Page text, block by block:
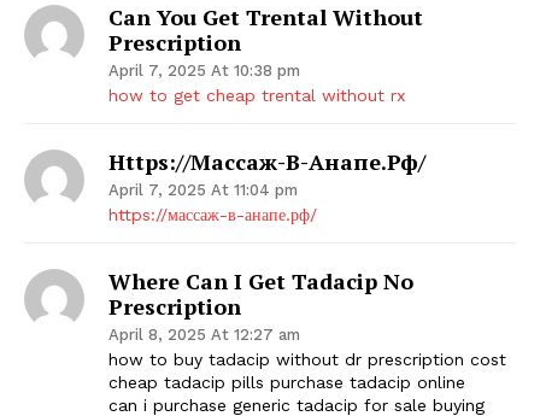
Can You Get Trental Without
Prescription
April 7, 2025 At 10:38 pm
how to get cheap trental without rx
Https://массаж-В-Анапе.рф/
April 7, 2025 At 11:04 pm
https://массаж-в-анапе.рф/
Where Can I Get Tadacip No
Prescription
April 8, 2025 At 12:27 am
how to buy tadacip without dr prescription cost
cheap tadacip pills purchase tadacip online
can i purchase generic tadacip for sale buying